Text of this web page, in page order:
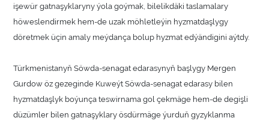
işewür gatnaşyklaryny ýola goýmak, bilelikdäki taslamalary
höweslendirmek hem-de uzak möhletleýin hyzmatdaşlygy
döretmek üçin amaly meýdança bolup hyzmat edýändigini aýtdy.
Türkmenistanyň Söwda-senagat edarasynyň başlygy Mergen
Gurdow öz gezeginde Kuweýt Söwda-senagat edarasy bilen
hyzmatdaşlyk boýunça teswirnama gol çekmäge hem-de degişli
düzümler bilen gatnaşyklary ösdürmäge ýurduň gyzyklanma